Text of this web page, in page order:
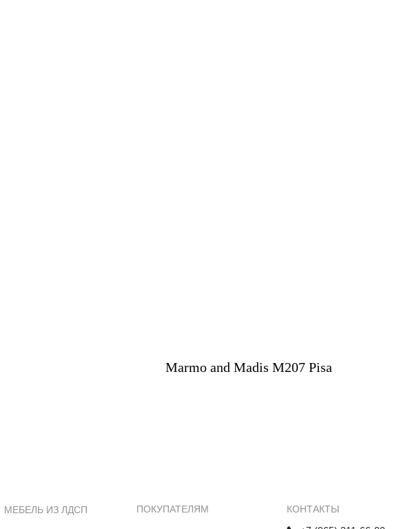
Marmo and Madis M207 Pisa
КОНТАКТЫ
ПОКУПАТЕЛЯМ
МЕБЕЛЬ ИЗ ЛДСП